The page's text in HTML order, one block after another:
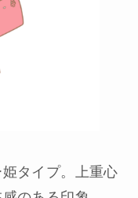
タイプ。上重心